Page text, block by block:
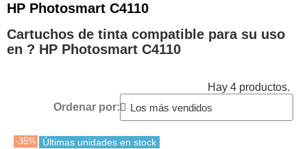
HP Photosmart C4110
Cartuchos de tinta compatible para su uso
en ?️ HP Photosmart C4110
Hay 4 productos.
Ordenar por:
-35% Últimas unidades en stock